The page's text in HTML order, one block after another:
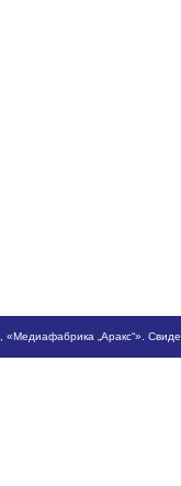
, «Медиафабрика „Аракс“».